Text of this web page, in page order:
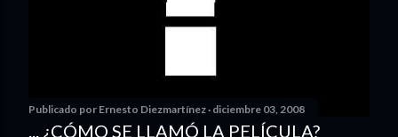
Publicado por Ernesto Diezmartínez diciembre 03, 2008
... ¿CÓMO SE LLAMÓ LA PELÍCULA?